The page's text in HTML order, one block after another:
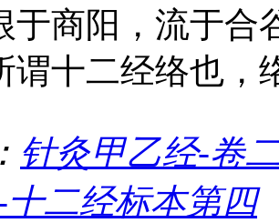
于商阳，流于合
谓十二经络也，
针灸甲乙经-卷
二经标本第四